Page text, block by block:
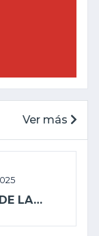
Ver más
LA…